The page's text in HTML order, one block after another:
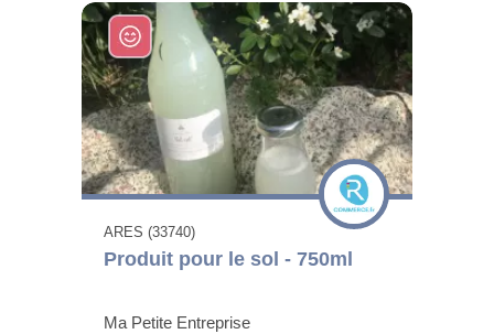
ARES (33740)
Produit pour le sol - 750ml
Ma Petite Entreprise